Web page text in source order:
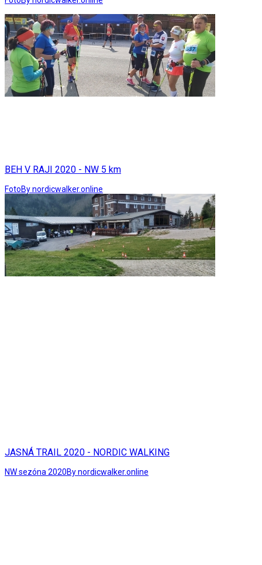
BEH V RAJI 2020 - NW 5 km
FotoBy nordicwalker.online
JASNÁ TRAIL 2020 - NORDIC WALKING
NW sezóna 2020By nordicwalker.online